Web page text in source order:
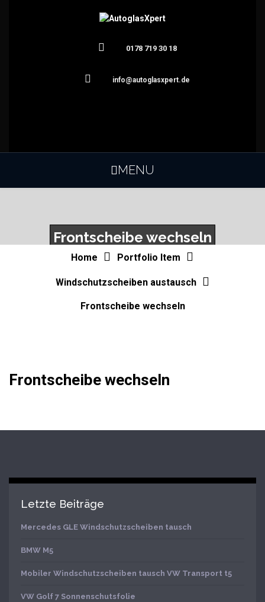
0178 719 30 18
info@autoglasxpert.de
MENU
Frontscheibe wechseln
Home Portfolio Item
Windschutzscheiben austausch
Frontscheibe wechseln
Frontscheibe wechseln
Letzte Beiträge
Mercedes GLE Windschutzscheiben tausch
BMW M5
Mobiler Windschutzscheiben tausch VW Transport t5
VW Golf 7 Sonnenschutsfolie